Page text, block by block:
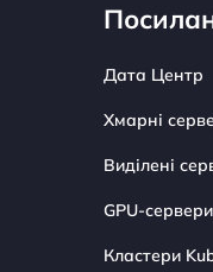
Дата Центр
Хмарні
Виділені
GPU-сервери
Кластери